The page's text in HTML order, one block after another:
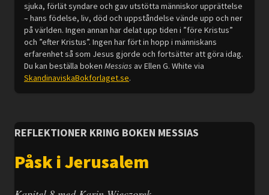
sjuka, förlät syndare och gav utstötta människor upprättelse
– hans födelse, liv, död och uppståndelse vände upp och ner
på världen. Ingen annan har delat upp tiden i ”före Kristus”
och ”efter Kristus”. Ingen har fört in hopp i människans
erfarenhet så som Jesus gjorde och fortsätter att göra idag.
Du kan beställa boken Messias av Ellen G. White via
SkandinaviskaBokforlaget.se.
REFLEKTIONER KRING BOKEN MESSIAS
Påsk i Jerusalem